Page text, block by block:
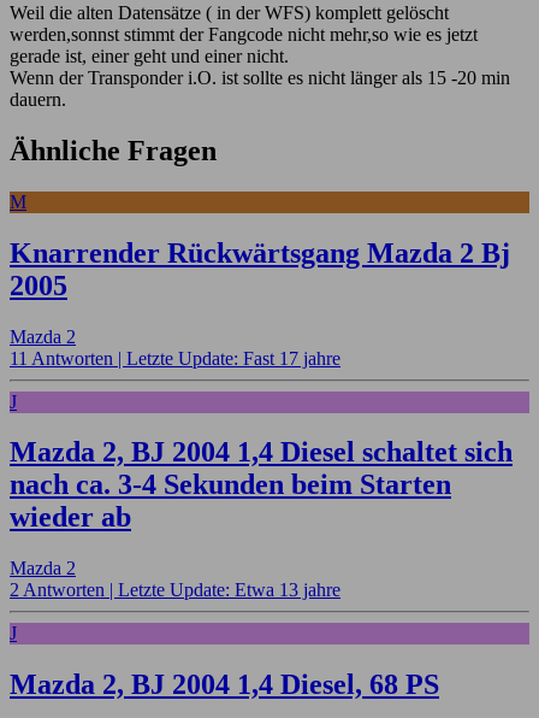
Weil die alten Datensätze ( in der WFS) komplett gelöscht
werden,sonnst stimmt der Fangcode nicht mehr,so wie es jetzt
gerade ist, einer geht und einer nicht.
Wenn der Transponder i.O. ist sollte es nicht länger als 15 -20 min
dauern.
Ähnliche Fragen
M
Knarrender Rückwärtsgang Mazda 2 Bj
2005
Mazda 2
11 Antworten | Letzte Update: Fast 17 jahre
J
Mazda 2, BJ 2004 1,4 Diesel schaltet sich
nach ca. 3-4 Sekunden beim Starten
wieder ab
Mazda 2
2 Antworten | Letzte Update: Etwa 13 jahre
J
Mazda 2, BJ 2004 1,4 Diesel, 68 PS